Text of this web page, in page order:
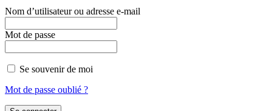
Nom d’utilisateur ou adresse e-mail
Mot de passe
Se souvenir de moi
Mot de passe oublié ?